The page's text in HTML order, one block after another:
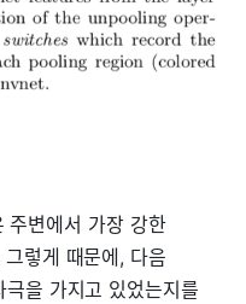
변에서 가장 강한
렇게 때문에, 다음
을 가지고 있었는지를